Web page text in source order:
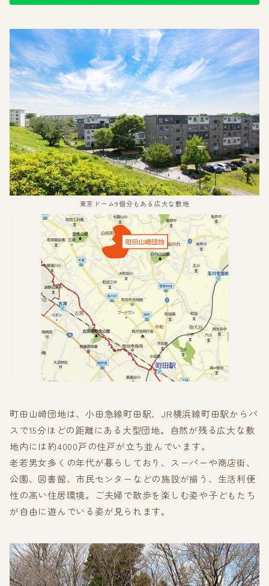
東京ドーム9個分もある広大な敷地
町田山崎団地は、小田急線町田駅、JR横浜線町田駅からバ
スで15分ほどの距離にある大型団地。自然が残る広大な敷
地内には約4000戸の住戸が立ち並んでいます。
老若男女多くの年代が暮らしており、スーパーや商店街、
公園、図書館、市民センターなどの施設が揃う、生活利便
性の高い住居環境。ご夫婦で散歩を楽しむ姿や子どもたち
が自由に遊んでいる姿が見られます。